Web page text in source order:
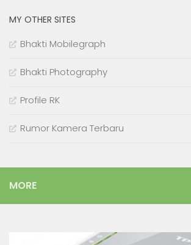
MY OTHER SITES
Bhakti Mobilegraph
Bhakti Photography
Profile RK
Rumor Kamera Terbaru
MORE